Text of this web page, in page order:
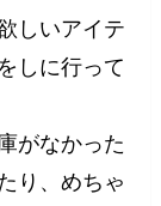
しいアイテ
しに行って
がなかった
り、めちゃ